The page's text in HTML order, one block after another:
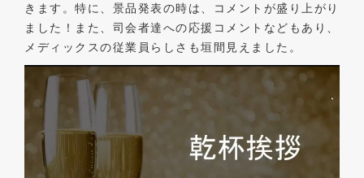
きます。特に、景品発表の時は、コメントが盛り上がり
ました！また、司会者達への応援コメントなどもあり、
メディックスの従業員らしさも垣間見えました。